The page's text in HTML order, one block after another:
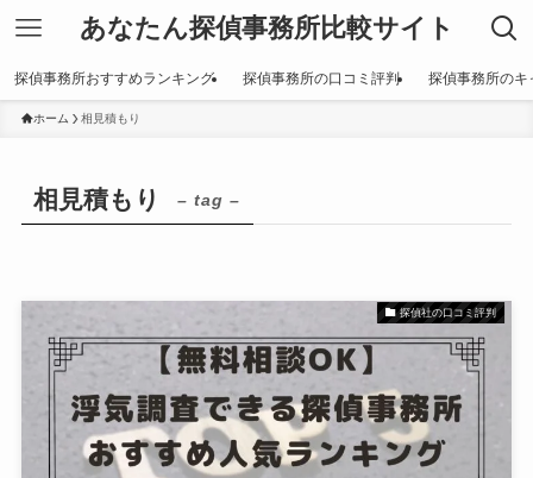
あなたん探偵事務所比較サイト
探偵事務所おすすめランキング 探偵事務所の口コミ評判 探偵事務所のキ
ホーム 相見積もり
相見積もり – tag –
探偵社の口コミ評判